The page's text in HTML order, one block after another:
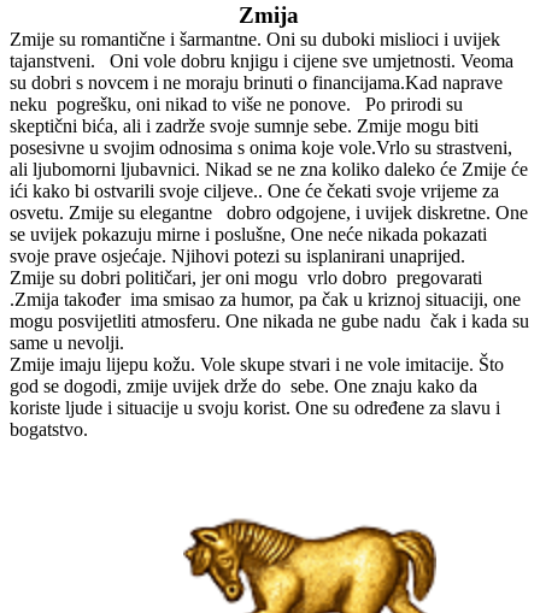
Zmija
Zmije su romantične i šarmantne. Oni su duboki mislioci i uvijek
tajanstveni. Oni vole dobru knjigu i cijene sve umjetnosti. Veoma
su dobri s novcem i ne moraju brinuti o financijama.Kad naprave
neku pogrešku, oni nikad to više ne ponove. Po prirodi su
skeptični bića, ali i zadrže svoje sumnje sebe. Zmije mogu biti
posesivne u svojim odnosima s onima koje vole.Vrlo su strastveni,
ali ljubomorni ljubavnici. Nikad se ne zna koliko daleko će Zmije će
ići kako bi ostvarili svoje ciljeve.. One će čekati svoje vrijeme za
osvetu. Zmije su elegantne dobro odgojene, i uvijek diskretne. One
se uvijek pokazuju mirne i poslušne, One neće nikada pokazati
svoje prave osjećaje. Njihovi potezi su isplanirani unaprijed.
Zmije su dobri političari, jer oni mogu vrlo dobro pregovarati
.Zmija također ima smisao za humor, pa čak u kriznoj situaciji, one
mogu posvijetliti atmosferu. One nikada ne gube nadu čak i kada su
same u nevolji.
Zmije imaju lijepu kožu. Vole skupe stvari i ne vole imitacije. Što
god se dogodi, zmije uvijek drže do sebe. One znaju kako da
koriste ljude i situacije u svoju korist. One su određene za slavu i
bogatstvo.